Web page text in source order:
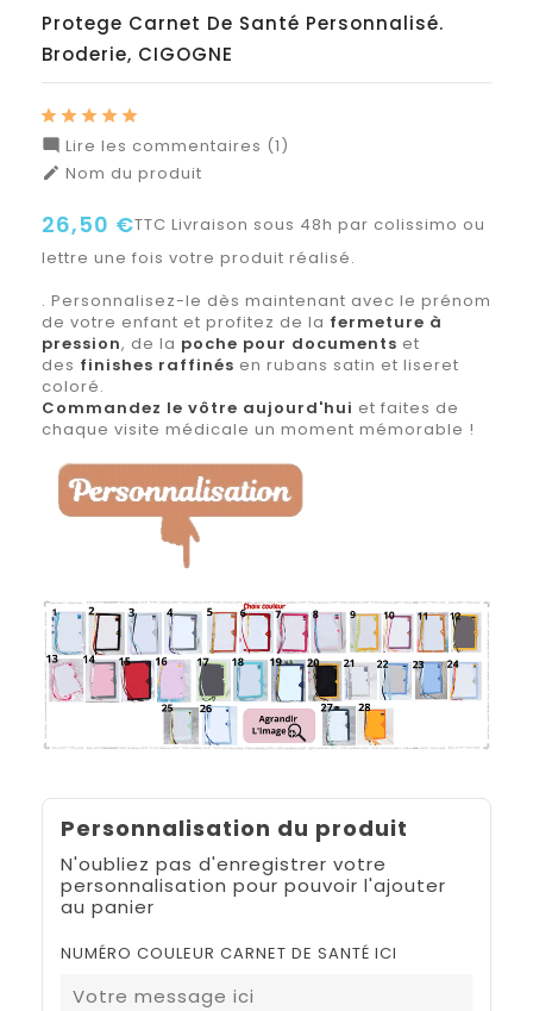
Protege Carnet De Santé Personnalisé.
Broderie, CIGOGNE
 Lire les commentaires (1)
 Nom du produit
26,50 €TTC Livraison sous 48h par colissimo ou
lettre une fois votre produit réalisé.
. Personnalisez-le dès maintenant avec le prénom
de votre enfant et profitez de la fermeture à
pression, de la poche pour documents et
des finishes raffinés en rubans satin et liseret
coloré.
Commandez le vôtre aujourd'hui et faites de
chaque visite médicale un moment mémorable !
Personnalisation du produit
N'oubliez pas d'enregistrer votre
personnalisation pour pouvoir l'ajouter
au panier
NUMÉRO COULEUR CARNET DE SANTÉ ICI